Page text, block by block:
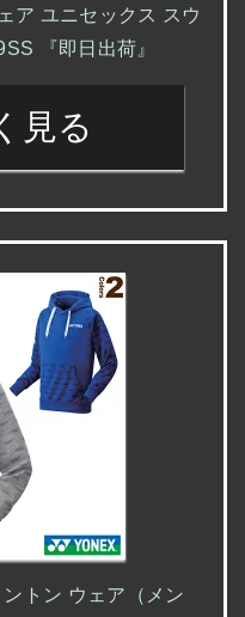
ア ユニセックス スウ
『即日出荷』
見る
トン ウェア（メン